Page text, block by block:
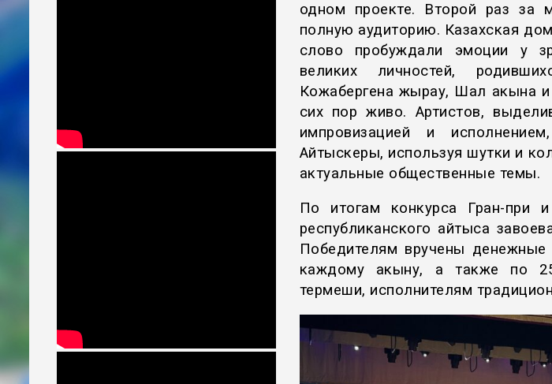
одном проекте. Второй раз за
полную аудиторию. Казахская
слово пробуждали эмоции у
великих личностей,
Кожабергена жырау, Шал акына и
сих пор живо. Артистов,
импровизацией и
Айтыскеры, используя шутки и
актуальные общественные темы.
По итогам конкурса Гран-при
республиканского айтыса
Победителям вручены денежные
каждому акыну, а также по
термеши, исполнителям